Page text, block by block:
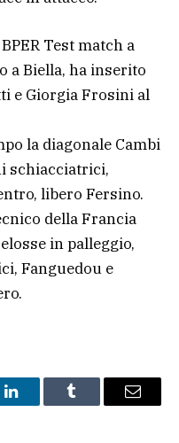
Test match a
a Biella, ha inserito
e Giorgia Frosini al
la diagonale Cambi
schiacciatrici,
libero Fersino.
della Francia
in palleggio,
Fanguedou e
LinkedInTumblr Email